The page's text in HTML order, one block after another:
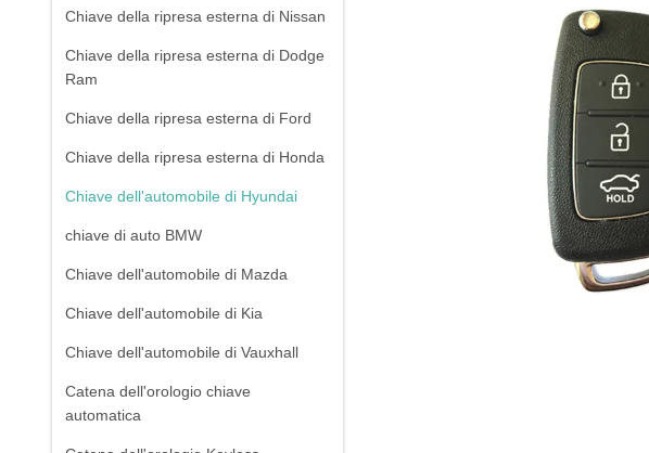
Chiave della ripresa esterna di Nissan
Chiave della ripresa esterna di Dodge
Ram
Chiave della ripresa esterna di Ford
Chiave della ripresa esterna di Honda
Chiave dell'automobile di Hyundai
chiave di auto BMW
Chiave dell'automobile di Mazda
Chiave dell'automobile di Kia
Chiave dell'automobile di Vauxhall
Catena dell'orologio chiave
automatica